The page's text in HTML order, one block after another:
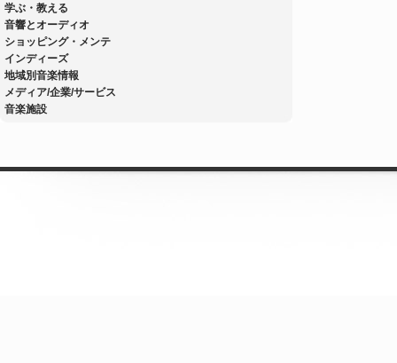
学ぶ・教える
音響とオーディオ
ショッピング・メンテ
インディーズ
地域別音楽情報
メディア/企業/サービス
音楽施設